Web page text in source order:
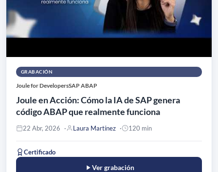
GRABACIÓN
Joule for DevelopersSAP ABAP
Joule en Acción: Cómo la IA de SAP genera
código ABAP que realmente funciona
22 Abr, 2026 Laura Martínez 120 min
Certificado
Ver grabación